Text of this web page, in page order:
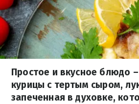
Простое и вкусное блюдо
курицы с тертым сыром,
запеченная в духовке,